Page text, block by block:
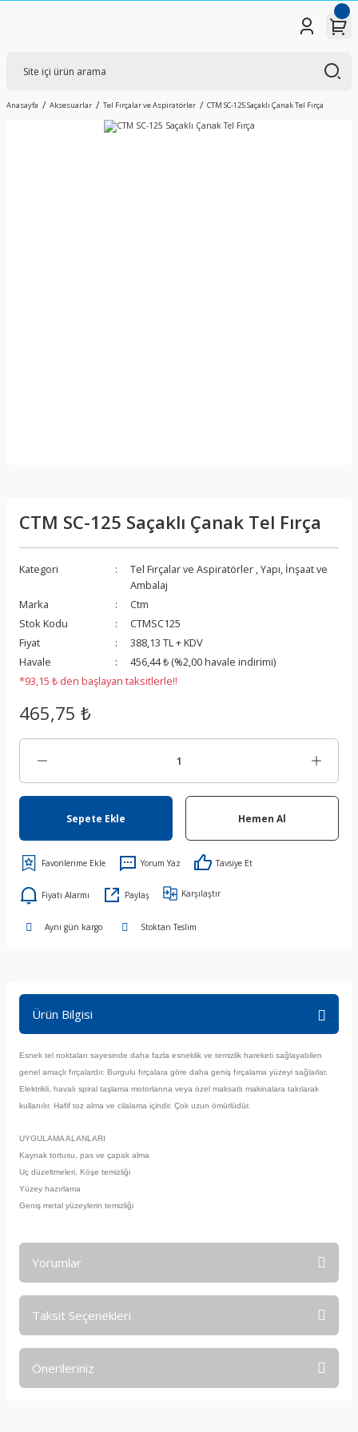
Anasayfa Aksesuarlar Tel Fırçalar ve Aspiratörler CTM SC-125 Saçaklı Çanak Tel Fırça
CTM SC-125 Saçaklı Çanak Tel Fırça
Kategori Tel Fırçalar ve Aspiratörler ,Yapı, İnşaat ve
Ambalaj
Marka
Ctm
Stok Kodu
CTMSC125
Fiyat
388,13 TL + KDV
Havale
456,44 ₺ (%2,00 havale indirimi)
*93,15 ₺ den başlayan taksitlerle!!
465,75 ₺
Sepete Ekle Hemen Al
Yorum Yaz Tavsiye Et
Fiyatı Alarmı Paylaş Karşılaştır
Aynı gün kargo Stoktan Teslim
Ürün Bilgisi
Esnek tel noktaları sayesinde daha fazla esneklik ve temizlik hareketi sağlayabilen
genel amaçlı fırçalardır. Burgulu fırçalara göre daha geniş fırçalama yüzeyi sağlarlar.
Elektrikli, havalı spiral taşlama motorlarına veya özel maksatlı makinalara takılarak
kullanılır. Hafif toz alma ve cilalama içindir. Çok uzun ömürlüdür.
UYGULAMA ALANLARI
Kaynak tortusu, pas ve çapak alma
Uç düzeltmeleri, Köşe temizliği
Yüzey hazırlama
Geniş metal yüzeylerin temizliği
Yorumlar
Taksit Seçenekleri
Önerileriniz